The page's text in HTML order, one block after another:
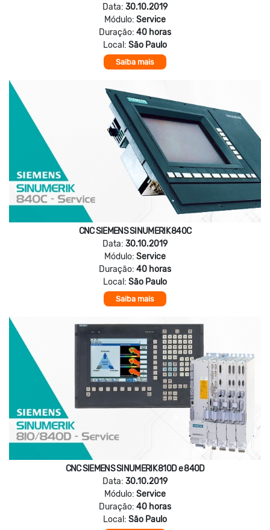
Data: 30.10.2019
Módulo: Service
Duração: 40 horas
Local: São Paulo
Saiba mais
CNC SIEMENS SINUMERIK 840C
Data: 30.10.2019
Módulo: Service
Duração: 40 horas
Local: São Paulo
Saiba mais
CNC SIEMENS SINUMERIK 810D e 840D
Data: 30.10.2019
Módulo: Service
Duração: 40 horas
Local: São Paulo